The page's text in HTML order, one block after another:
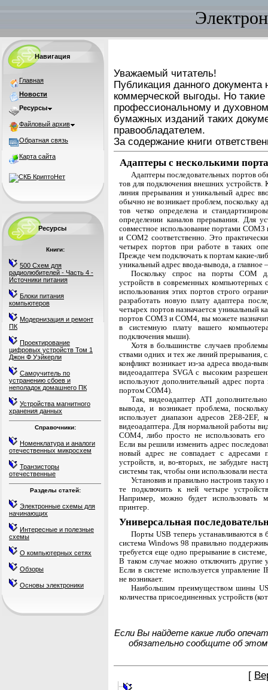
Навигация
Главная
Новости
Ресурсы
Файловый архив
Обратная связь
Карта сайта
Ресурсы
Книги:
500 Схем для
радиолюбителей - Часть 4 -
Источники питания
Блоки питания
компьютеров
Модернизация и ремонт
ПК
Проектирование
цифровых устройств Том 1
Джон Ф Уэйкерли
Самоучитель по
устранению сбоев и
неполадок домашнего ПК
Устройства магнитного
хранения данных
Справочники:
Номенклатура и аналоги
отечественных микросхем
Транзисторы
отечественные
Разделы статей:
Электронные схемы для
начинающих
Интересные и полезные
схемы
О компьютерных сетях
Обзоры
Основы электроники
Уважаемый читатель!
Публикация данного документа
коммерческой выгоды. Но
профессиональному и
бумажных изданий таких
правообладателем.
За содержание книги
Адаптеры с несколькими
Адаптеры последовательных портов
тов для подключения внешних
линия прерывания и уникальный адрес
обычно не возникает проблем, поскольку
тов четко определена и
опреде­лении каналов прерывания. Для
совместное использование портами
и COM2 соответственно. Это
четырех портов при работе в таких
Прежде чем подключать к портам какие-
уникальный адрес ввода-вывода, а
Поскольку спрос на порты СОМ
устройств в современных компьютерных
использова­ния этих портов строго
разработать новую плату адаптера
четырех портов назначается уникальный
портов COM3 и COM4, вы можете
в системную плату вашего
подключения мыши).
Хотя в большинстве случаев
ствами одних и тех же линий прерывания,
конфликт возникает из-за адреса ввода-
видеоадаптера SVGA с высоким
используют дополнительный адрес
портом COM4).
Так, видеоадаптер ATI
выво­да, и возникает проблема,
использует диапазон адресов 2E8-2EF,
видеоадаптера. Для нормальной работы
COM4, либо просто не использовать
Если вы решили изменить адрес
новый адрес не совпадает с адресами
устройств, и, во-вто­рых, не забудьте
системы так, чтобы они использовали
Установив и правильно настроив
те подключить к ней четыре
Например, можно будет использовать
принтер.
Универсальная
Порты USB теперь устанавливаются в
система Windows 98 правильно
требуется еще одно прерывание в
В таком случае можно отключить
Если в системе используется
не возникает.
Наибольшим преимуществом шины
количества присоединенных устройств
Если Вы найдете какие либо
обязательно сообщите об
[